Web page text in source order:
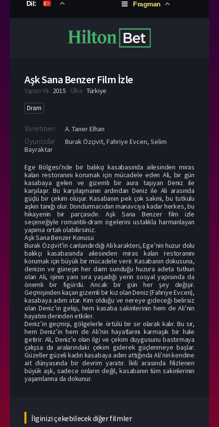
Dil: Fragman
Aşk Sana Benzer Film İzle
Yapım Yılı 2015 Ülke Türkiye
Dram
Yönetmen A. Taner Elhan
Oyuncular Burak Özçivit, Fahriye Evcen, Selim
Bayraktar
Ege Bölgesi'nde bir balıkçı kasabasında ailesinden miras
kalan restoranını korumak için mücadele eden Ali, bir gün
kasabaya gelen ve gizemli bir aura taşıyan Deniz ile
karşılaşır. Bu karşılaşmanın ardından Deniz ile Ali arasında
güçlü bir çekim oluşur. Kasabanın pek çok sakini, bu tutkulu
aşkın tanığı olur. Dondurmacıdan manavcıya kadar herkes, bu
hikayenin bir parçasıdır. Aşk Sana Benzer film izle
seçeneğiyle romantik-dram ögelerini ustalıkla harmanlayan
yapıma ortak olabilirsiniz.
Aşk Sana Benzer Konusu
Burak Özçivit’in canlandırdığı Ali karakteri, Ege’nin huzur dolu
balıkçı kasabasında ailesinden miras kalan restoranını
korumak için büyük bir mücadele verir. Kasabanın dokusuna,
denizin ve güneşin her daim sunduğu huzura adeta tutkun
olan Ali, işinin yanı sıra yaşadığı yerin sosyal yapısında da
önemli bir figürdü. Ancak bir gün her şey değişir.
Geçmişinden kaçan gizemli bir kız olan Deniz (Fahriye Evcen),
kasabaya adım atar. Kim olduğu ve nereye gideceği belirsiz
olan Deniz’in gelişi, hem kasaba sakinlerinin hem de Ali’nin
hayatını derinden etkiler.
Deniz’in geçmişi, gölgelerle örtülü bir sır olarak kalır. Bu sır,
hem Deniz’in hem de Ali’nin hayatlarını karmaşık bir hale
getirir. Ali, Deniz’e olan ilgi ve çekim duygusunu bastırmaya
çalışsa da aralarındaki çekim giderek güçlenmeye başlar.
Güzeller güzeli kadın kasabaya adım attığında Ali’nin kendine
ait dünyasında bir devrim yaratır. İkili arasında filizlenen
büyük aşk, sadece onların değil, kasabanın tüm sakinlerinin
yaşamlarına da dokunur.
İlginizi çekebilecek diğer filmler